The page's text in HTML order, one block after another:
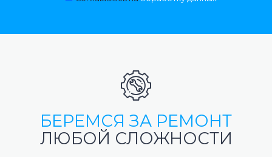
БЕРЕМСЯ ЗА РЕМОНТ
ЛЮБОЙ СЛОЖНОСТИ